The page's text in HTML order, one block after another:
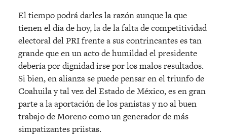
El tiempo podrá darles la razón aunque la que
tienen el día de hoy, la de la falta de competitividad
electoral del PRI frente a sus contrincantes es tan
grande que en un acto de humildad el presidente
debería por dignidad irse por los malos resultados.
Si bien, en alianza se puede pensar en el triunfo de
Coahuila y tal vez del Estado de México, es en gran
parte a la aportación de los panistas y no al buen
trabajo de Moreno como un generador de más
simpatizantes priistas.